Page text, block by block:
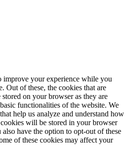
improve your experience while you
Out of these, the cookies that are
stored on your browser as they are
functionalities of the website. We
help us analyze and understand how
will be stored in your browser
have the option to opt-out of these
of these cookies may affect your